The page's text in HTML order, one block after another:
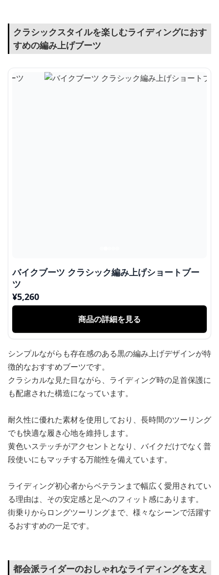
クラシックスタイルを楽しむライディングにおす
すめの編み上げブーツ
バイクブーツ クラシック編み上げショートブー
ツ
¥5,260
商品の詳細を見る
シンプルながらも存在感のある黒の編み上げデザインが特
徴的なおすすめブーツです。
クラシカルな見た目ながら、ライディング時の足首保護に
も配慮された構造になっています。
耐久性に優れた素材を使用しており、長時間のツーリング
でも快適な履き心地を維持します。
黄色いステッチがアクセントとなり、バイクだけでなく普
段使いにもマッチする万能性を備えています。
ライディング初心者からベテランまで幅広く愛用されてい
る理由は、その安定感と足へのフィット感にあります。
街乗りからロングツーリングまで、様々なシーンで活躍す
るおすすめの一足です。
都会派ライダーのおしゃれなライディングを支え